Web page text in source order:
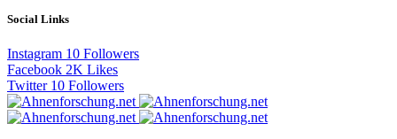
Social Links
Instagram 10 Followers
Facebook 2K Likes
Twitter 10 Followers